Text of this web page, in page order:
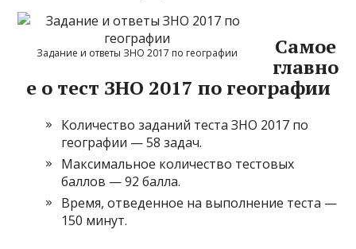
Задание и ответы ЗНО 2017 по географии
Самое
главно
е о тест ЗНО 2017 по географии
Количество заданий теста ЗНО 2017 по
географии — 58 задач.
Максимальное количество тестовых
баллов — 92 балла.
Время, отведенное на выполнение теста —
150 минут.